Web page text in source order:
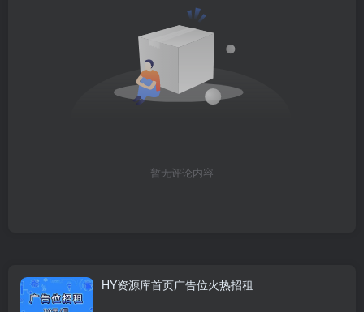
暂无评论内容
HY资源库首页广告位火热招租